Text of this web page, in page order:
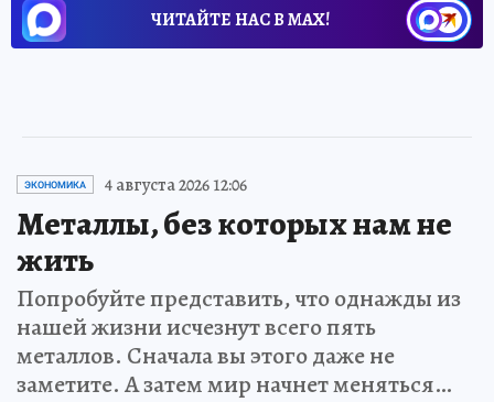
ЧИТАЙТЕ НАС В МАХ!
ЭКОНОМИКА 4 августа 2026 12:06
Металлы, без которых нам не
жить
Попробуйте представить, что однажды из
нашей жизни исчезнут всего пять
металлов. Сначала вы этого даже не
заметите. А затем мир начнет меняться…